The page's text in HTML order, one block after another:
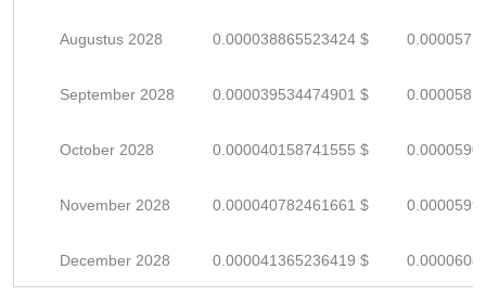
Augustus 2028 0.000038865523424 $
September 2028 0.000039534474901 $
October 2028 0.000040158741555 $
November 2028 0.000040782461661 $
December 2028 0.000041365236419 $